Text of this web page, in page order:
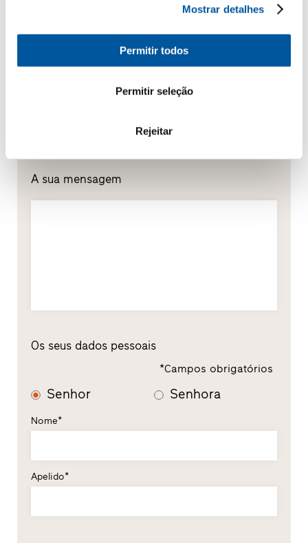
Mostrar detalhes
Permitir todos
Permitir seleção
Rejeitar
A sua mensagem
Os seus dados pessoais
*Campos obrigatórios
Senhor Senhora
Nome*
Apelido*